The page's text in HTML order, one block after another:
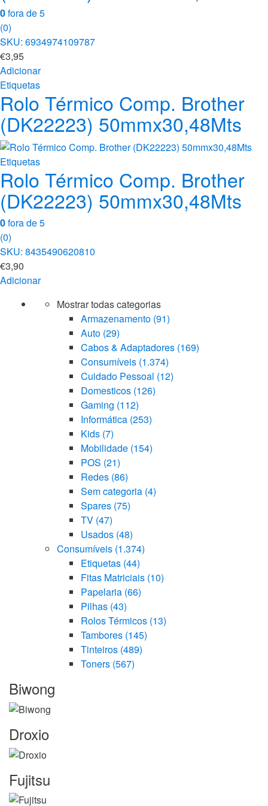
0fora de 5
(0)
SKU: 6934974109787
€3,95
Adicionar
Etiquetas
Rolo Térmico Comp. Brother
(DK22223) 50mmx30,48Mts
Etiquetas
Rolo Térmico Comp. Brother
(DK22223) 50mmx30,48Mts
0fora de 5
(0)
SKU: 8435490620810
€3,90
Adicionar
Mostrar todas categorias
Armazenamento (91)
Auto (29)
Cabos & Adaptadores (169)
Consumíveis (1.374)
Cuidado Pessoal (12)
Domesticos (126)
Gaming (112)
Informática (253)
Kids (7)
Mobilidade (154)
POS (21)
Redes (86)
Sem categoria (4)
Spares (75)
TV (47)
Usados (48)
Consumíveis (1.374)
Etiquetas (44)
Fitas Matriciais (10)
Papelaria (66)
Pilhas (43)
Rolos Térmicos (13)
Tambores (145)
Tinteiros (489)
Toners (567)
Marcas
Carrossel
Biwong
Droxio
Fujitsu